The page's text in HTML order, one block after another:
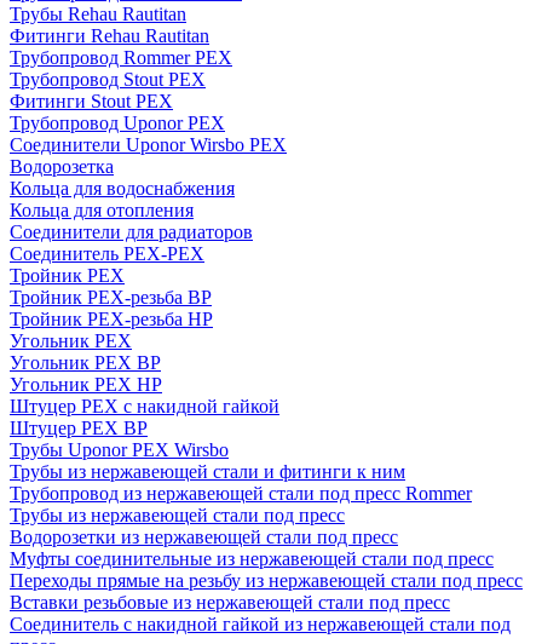
Трубы Rehau Rautitan
Фитинги Rehau Rautitan
Трубопровод Rommer PEX
Трубопровод Stout PEX
Фитинги Stout PEX
Трубопровод Uponor PEX
Соединители Uponor Wirsbo PEX
Водорозетка
Кольца для водоснабжения
Кольца для отопления
Соединители для радиаторов
Соединитель PEX-PEX
Тройник PEX
Тройник PEX-резьба ВР
Тройник PEX-резьба НР
Угольник PEX
Угольник PEX ВР
Угольник PEX НР
Штуцер PEX c накидной гайкой
Штуцер PEX ВР
Трубы Uponor PEX Wirsbo
Трубы из нержавеющей стали и фитинги к ним
Трубопровод из нержавеющей стали под пресс Rommer
Трубы из нержавеющей стали под пресс
Водорозетки из нержавеющей стали под пресс
Муфты соединительные из нержавеющей стали под пресс
Переходы прямые на резьбу из нержавеющей стали под пресс
Вставки резьбовые из нержавеющей стали под пресс
Соединитель с накидной гайкой из нержавеющей стали под